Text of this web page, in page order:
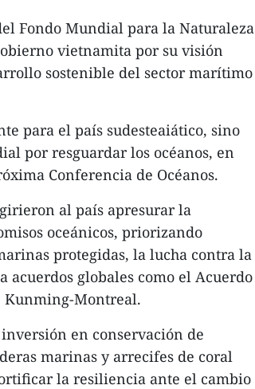
Fondo Mundial para la Naturaleza
vietnamita por su visión
sostenible del sector marítimo
para el país sudesteaiático, sino
por resguardar los océanos, en
Conferencia de Océanos.
al país apresurar la
oceánicos, priorizando
protegidas, la lucha contra la
acuerdos globales como el Acuerdo
Kunming-Montreal.
en conservación de
marinas y arrecifes de coral
la resiliencia ante el cambio